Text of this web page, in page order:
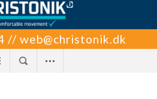
// web@christonik.dk